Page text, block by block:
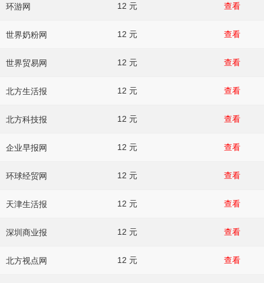
环游网 12 元 查看
世界奶粉网 12 元 查看
世界贸易网 12 元 查看
北方生活报 12 元 查看
北方科技报 12 元 查看
企业早报网 12 元 查看
环球经贸网 12 元 查看
天津生活报 12 元 查看
深圳商业报 12 元 查看
北方视点网 12 元 查看